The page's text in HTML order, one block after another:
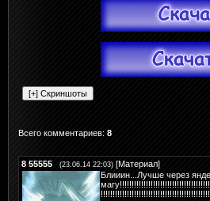
Всего комментариев: 8
8 55555 (23.06.14 22:03) [Материал]
Блииин...Лучше через